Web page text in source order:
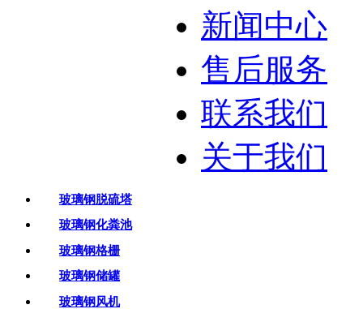
新闻中心
售后服务
联系我们
关于我们
玻璃钢脱硫塔
玻璃钢化粪池
玻璃钢格栅
玻璃钢储罐
玻璃钢风机